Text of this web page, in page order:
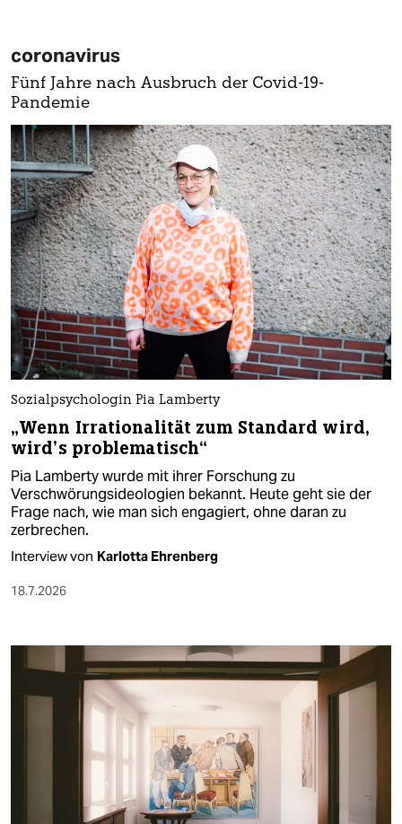
coronavirus
Fünf Jahre nach Ausbruch der Covid-19-
Pandemie
Sozialpsychologin Pia Lamberty
„Wenn Irrationalität zum Standard wird,
wird’s problematisch“
Pia Lamberty wurde mit ihrer Forschung zu
Verschwörungsideologien bekannt. Heute geht sie der
Frage nach, wie man sich engagiert, ohne daran zu
zerbrechen.
Interview von Karlotta Ehrenberg
18.7.2026